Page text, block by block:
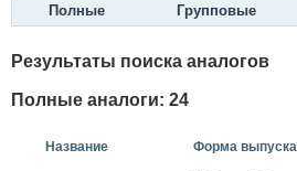
Полные Групповые
Результаты поиска аналогов
Полные аналоги: 24
Название Форма выпуска